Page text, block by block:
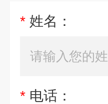
* 姓名：
* 电话：